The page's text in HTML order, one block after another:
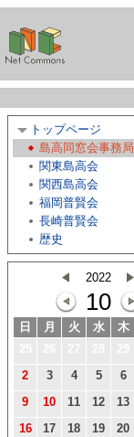
トップページ
島高同窓会事務局
関東島高会
関西島高会
福岡普賢会
長崎普賢会
歴史
2022
10
日 月 火 水 木
2
3 4 5 6
9
10 11 12 13
16
17 18 19 20